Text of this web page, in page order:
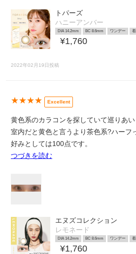
トパーズ
ハニーアンバー
DIA 14.2mm BC 8.6mm ワンデー
¥1,760
2022年02月19日投稿
★★★★ Excellent
黄色系のカラコンを探していて巡りあい
室内だと黄色と言うより茶色系?ハーフ
好みとしては100点です。
つづきを読む
エヌズコレクション
レモネード
DIA 14.2mm BC 8.6mm ワンデー
¥1,760